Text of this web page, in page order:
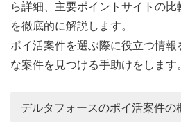
ら詳細、主要ポイントサイトの
を徹底的に解説します。
ポイ活案件を選ぶ際に役立つ情
な案件を見つける手助けをします
デルタフォースのポイ活案件の